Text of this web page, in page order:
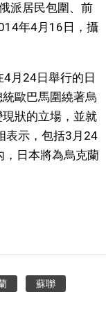
派居民包圍、前
年4月16日，攝
4月24日舉行的日
歐巴馬圍繞著烏
狀的立場，並就
表示，包括3月24
，日本將為烏克蘭
蘇聯